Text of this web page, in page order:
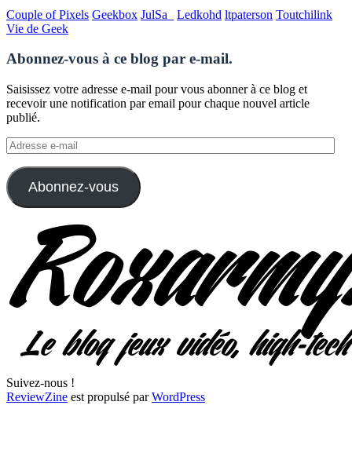
Couple of Pixels Geekbox JulSa_ Ledkohd ltpaterson Toutchilink
Vie de Geek
Abonnez-vous à ce blog par e-mail.
Saisissez votre adresse e-mail pour vous abonner à ce blog et
recevoir une notification par email pour chaque nouvel article
publié.
Adresse
e-
mail
Abonnez-vous
Suivez-nous !
ReviewZine est propulsé parWordPress